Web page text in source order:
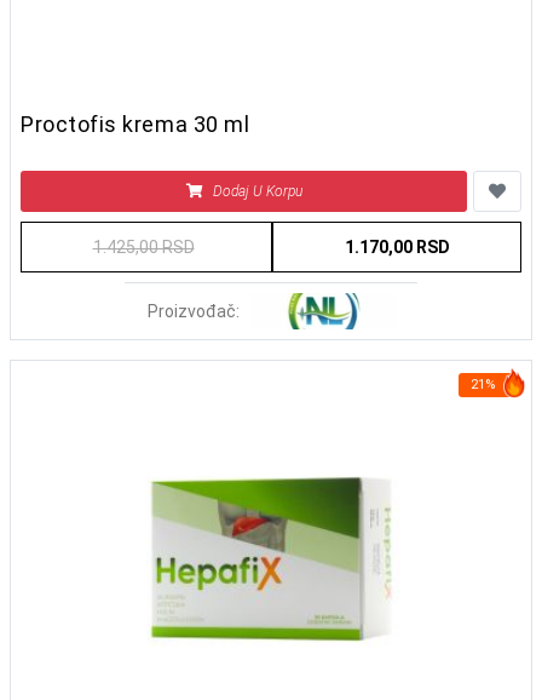
Proctofis krema 30 ml
Dodaj U Korpu
1.425,00 RSD 1.170,00 RSD
Proizvođač:
21%